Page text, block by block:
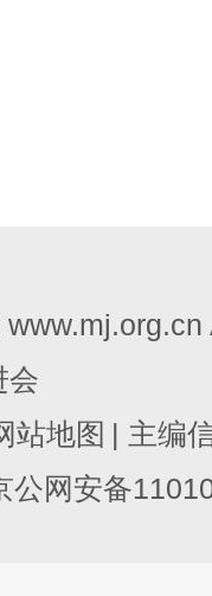
会
站地图 | 主编
公网安备